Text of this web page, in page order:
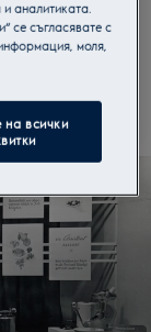
храна
парова
примера
аналитиката.
се съгласявате с
моля,
на всички